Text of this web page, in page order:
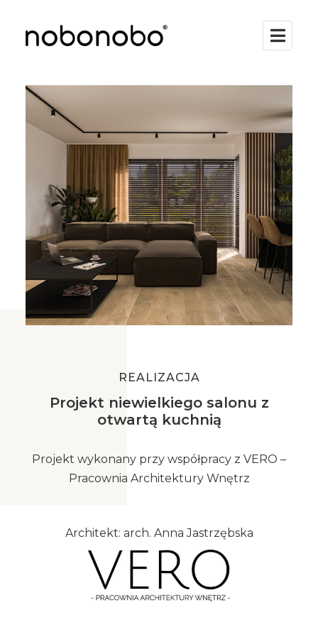
REALIZACJA
Projekt niewielkiego salonu z
otwartą kuchnią
Projekt wykonany przy współpracy z VERO –
Pracownia Architektury Wnętrz
Architekt: arch. Anna Jastrzębska